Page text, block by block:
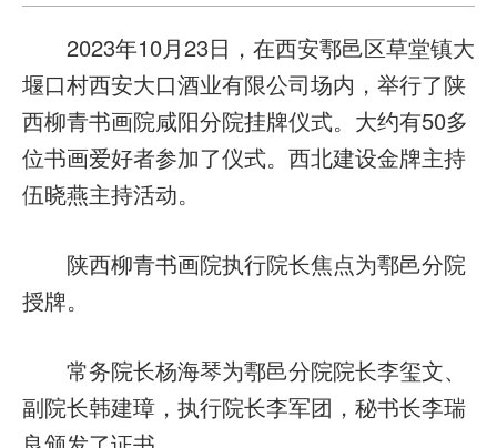
2023年10月23日，在西安鄠邑区草堂镇大
堰口村西安大口酒业有限公司场内，举行了陕
西柳青书画院咸阳分院挂牌仪式。大约有50多
位书画爱好者参加了仪式。西北建设金牌主持
伍晓燕主持活动。
陕西柳青书画院执行院长焦点为鄠邑分院
授牌。
常务院长杨海琴为鄠邑分院院长李玺文、
副院长韩建璋，执行院长李军团，秘书长李瑞